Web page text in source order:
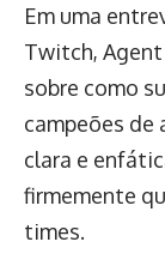
Em uma
Twitch,
sobre como
campeões de
clara e
firmemente
times.